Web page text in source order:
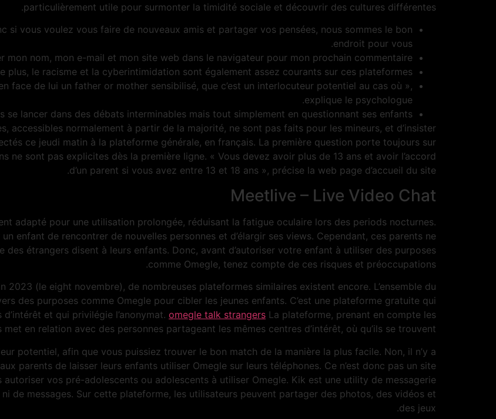
particulièrement utile pour surmonter la timidité sociale et découvrir des cultures différentes.
si vous voulez vous faire de nouveaux amis et partager vos pensées, nous sommes le bon
endroit pour vous.
mon nom, mon e-mail et mon site web dans le navigateur pour mon prochain commentaire.
plus, le racisme et la cyberintimidation sont également assez courants sur ces plateformes.
face de lui un father or mother sensibilisé, que c’est un interlocuteur potentiel au cas où »,
explique le psychologue.
se lancer dans des débats interminables mais tout simplement en questionnant ses enfants.
accessibles normalement à partir de la majorité, ne sont pas faits pour les mineurs, et d’insister
ce jeudi matin à la plateforme générale, en français. La première question porte toujours sur
ne sont pas explicites dès la première ligne. « Vous devez avoir plus de 13 ans et avoir l’accord
d’un parent si vous avez entre 13 et 18 ans », précise la web page d’accueil du site.
Meetlive – Live Video Chat
adapté pour une utilisation prolongée, réduisant la fatigue oculaire lors des periods nocturnes.
enfant de rencontrer de nouvelles personnes et d’élargir ses views. Cependant, ces parents ne
des étrangers disent à leurs enfants. Donc, avant d’autoriser votre enfant à utiliser des purposes
comme Omegle, tenez compte de ces risques et préoccupations.
2023 (le eight novembre), de nombreuses plateformes similaires existent encore. L’ensemble du
des purposes comme Omegle pour cibler les jeunes enfants. C’est une plateforme gratuite qui
et qui privilégie l’anonymat. omegle talk strangers La plateforme, prenant en compte les
en relation avec des personnes partageant les mêmes centres d’intérêt, où qu’ils se trouvent.
potentiel, afin que vous puissiez trouver le bon match de la manière la plus facile. Non, il n’y a
parents de laisser leurs enfants utiliser Omegle sur leurs téléphones. Ce n’est donc pas un site
vos pré-adolescents ou adolescents à utiliser Omegle. Kik est une utility de messagerie
de messages. Sur cette plateforme, les utilisateurs peuvent partager des photos, des vidéos et
des jeux.